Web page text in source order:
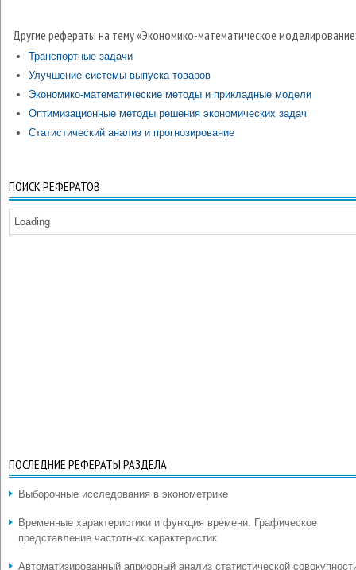
Другие рефераты на тему «Экономико-математическое
Транспортные задачи
Улучшение системы выпуска товаров
Экономико-математические методы и прикладные модели
Оптимизационные методы решения экономических задач
Статистический анализ и прогнозирование
ПОИСК РЕФЕРАТОВ
Loading
ПОСЛЕДНИЕ РЕФЕРАТЫ РАЗДЕЛА
Выборочные исследования в эконометрике
Временные характеристики и функция времени. Графическое
представление частотных характеристик
Автоматизированный априорный анализ статистической